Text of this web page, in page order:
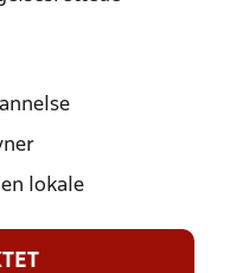
lokale